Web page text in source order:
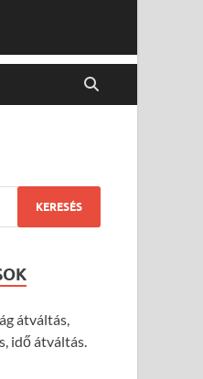
átváltás,
idő átváltás.